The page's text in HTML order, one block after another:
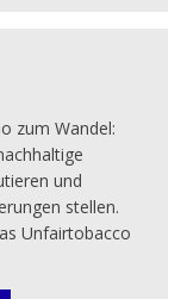
zum Wandel:
und
stellen.
Unfairtobacco